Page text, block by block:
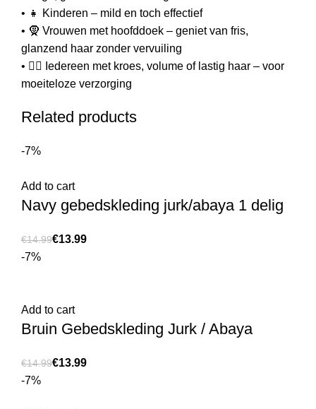
• 👧 Kinderen – mild en toch effectief
• 🧕 Vrouwen met hoofddoek – geniet van fris,
glanzend haar zonder vervuiling
• 💁‍♀️ Iedereen met kroes, volume of lastig haar – voor
moeiteloze verzorging
Related products
-7%
Add to cart
Navy gebedskleding jurk/abaya 1 delig
€14.99€13.99
-7%
Add to cart
Bruin Gebedskleding Jurk / Abaya
€14.99€13.99
-7%